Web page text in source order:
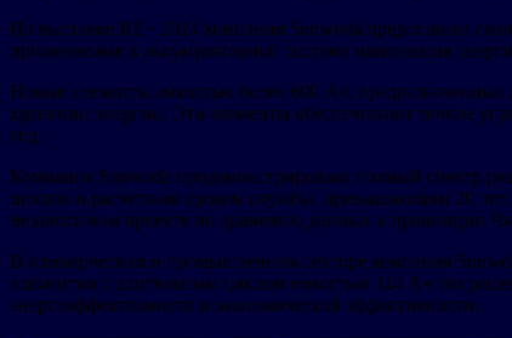
На выставке RE+ 2024 компания Sunwoda представила
применяемые в аккумуляторной системе накопления
Новые элементы емкостью более 600 Ач,
хранении энергии. Эти элементы обеспечивают точное
год.
Компания Sunwoda продемонстрировала полный спектр
циклов и расчетным сроком службы, превышающим 20 лет,
независимом проекте по хранению данных в провинции
В коммерческом и промышленном секторе компания
элементам с длительным циклом емкостью 314 Ач это
энергоэффективности и экономической эффективности.